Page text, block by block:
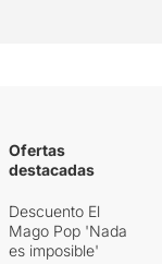
Ofertas
destacadas
Descuento El
Mago Pop 'Nada
es imposible'